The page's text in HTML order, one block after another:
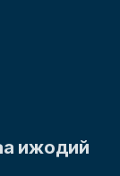
ижодий